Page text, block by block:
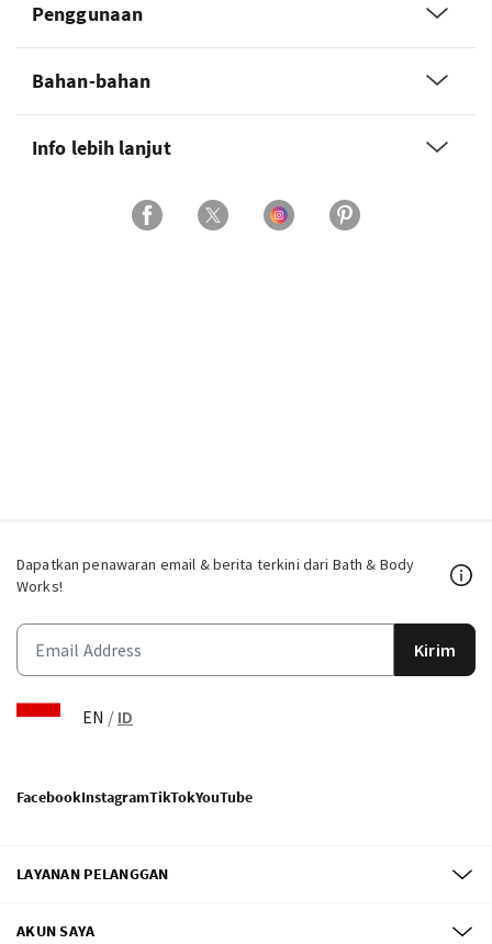
Penggunaan
Bahan-bahan
Info lebih lanjut
Dapatkan penawaran email & berita terkini dari Bath & Body
Works!
Kirim
EN / ID
FacebookInstagramTikTokYouTube
LAYANAN PELANGGAN
AKUN SAYA